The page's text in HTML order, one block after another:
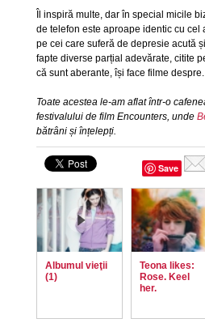
Îl inspiră multe, dar în special micile
de telefon este aproape identic cu
pe cei care suferă de depresie acută
fapte diverse parțial adevărate, citite
că sunt aberante, își face filme despre.
Toate acestea le-am aflat într-o
festivalului de film Encounters, unde
bătrâni și înțelepți.
Save
Albumul vieţii
(1)
Teona likes:
Rose. Keel
her.